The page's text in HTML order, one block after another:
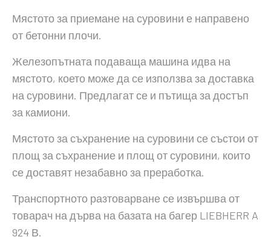
Мястото за приемане на суровини е направено
от бетонни плочи.
Железопътната подаваща машина идва на
мястото, което може да се използва за доставка
на суровини. Предлагат се и пътища за достъп
за камиони.
Мястото за съхранение на суровини се състои от
площ за съхранение и площ от суровини, които
се доставят незабавно за преработка.
Транспортното разтоварване се извършва от
товарач на дърва на базата на багер LIEBHERR A
924 В.